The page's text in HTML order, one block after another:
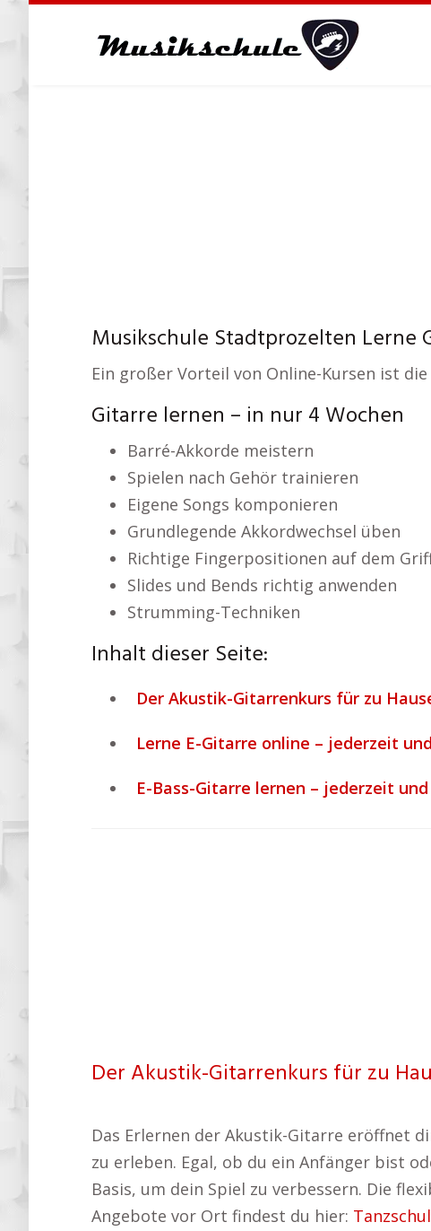
content
Musikschule Stadtprozelten Lerne
Ein großer Vorteil von Online-Kursen ist
Gitarre lernen – in nur 4 Wochen
Barré-Akkorde meistern
Spielen nach Gehör trainieren
Eigene Songs komponieren
Grundlegende Akkordwechsel üben
Richtige Fingerpositionen auf dem
Slides und Bends richtig anwenden
Strumming-Techniken
Inhalt dieser Seite:
Der Akustik-Gitarrenkurs für zu
Lerne E-Gitarre online – jederzeit
E-Bass-Gitarre lernen – jederzeit
Der Akustik-Gitarrenkurs für zu
Das Erlernen der Akustik-Gitarre eröffnet
zu erleben. Egal, ob du ein Anfänger bist
Basis, um dein Spiel zu verbessern. Die
Angebote vor Ort findest du hier: